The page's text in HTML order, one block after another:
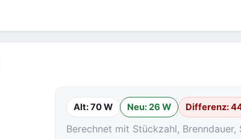
Alt: 70 W Neu: 26 W Differenz:
Berechnet mit Stückzahl,